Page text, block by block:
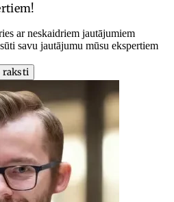
ar neskaidriem jautājumiem
savu jautājumu mūsu ekspertiem
raksti